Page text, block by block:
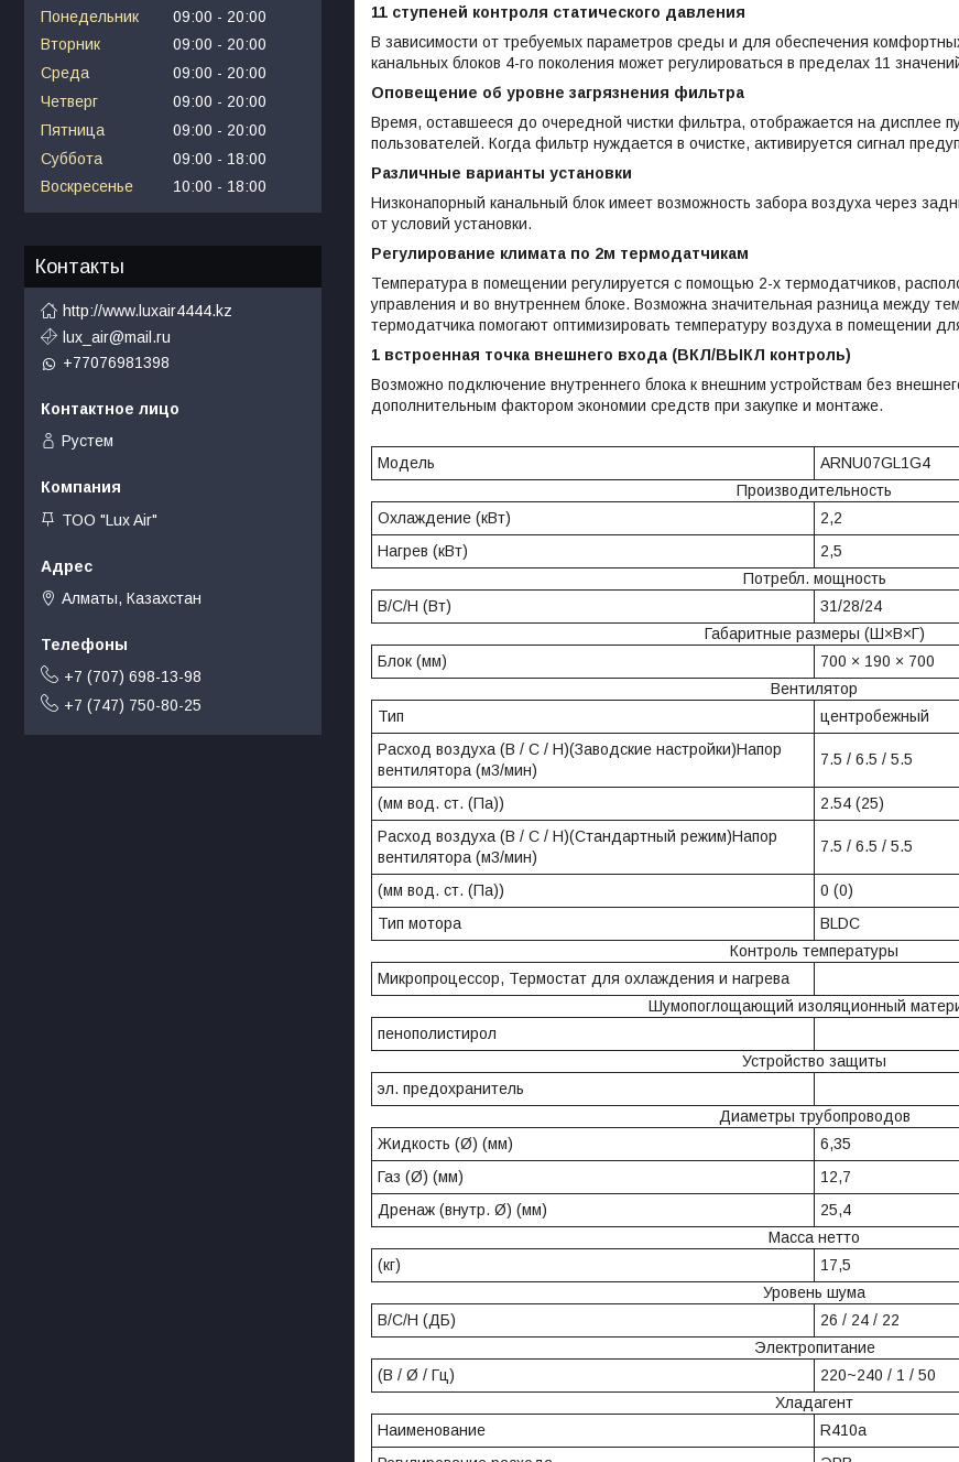
11 ступеней контроля статического давления
В зависимости от требуемых параметров среды и для обеспечения
канальных блоков 4-го поколения может регулироваться в пределах 11
Оповещение об уровне загрязнения фильтра
Время, оставшееся до очередной чистки фильтра, отображается на дисплее
пользователей. Когда фильтр нуждается в очистке, активируется сигнал
Различные варианты установки
Низконапорный канальный блок имеет возможность забора воздуха через
от условий установки.
Регулирование климата по 2м термодатчикам
Температура в помещении регулируется с помощью 2-х термодатчиков,
управления и во внутреннем блоке. Возможна значительная разница между
термодатчика помогают оптимизировать температуру воздуха в помещении
1 встроенная точка внешнего входа (ВКЛ/ВЫКЛ контроль)
Возможно подключение внутреннего блока к внешним устройствам без
дополнительным фактором экономии средств при закупке и монтаже.
Модель
ARNU07GL1G4
Производительность
Охлаждение (кВт)
2,2
Нагрев (кВт)
2,5
Потребл. мощность
В/С/Н (Вт)
31/28/24
Габаритные размеры (Ш×В×Г)
Блок (мм)
700 × 190 × 700
Вентилятор
Тип
центробежный
Расход воздуха (В / С / Н)(Заводские настройки)Напор
вентилятора (м3/мин)
7.5 / 6.5 / 5.5
(мм вод. ст. (Па))
2.54 (25)
Расход воздуха (В / С / Н)(Стандартный режим)Напор
вентилятора (м3/мин)
7.5 / 6.5 / 5.5
(мм вод. ст. (Па))
0 (0)
Тип мотора
BLDC
Контроль температуры
Микропроцессор, Термостат для охлаждения и нагрева
Шумопоглощающий изоляционный
пенополистирол
Устройство защиты
эл. предохранитель
Диаметры трубопроводов
Жидкость (Ø) (мм)
6,35
Газ (Ø) (мм)
12,7
Дренаж (внутр. Ø) (мм)
25,4
Масса нетто
(кг)
17,5
Уровень шума
В/С/Н (ДБ)
26 / 24 / 22
Электропитание
(В / Ø / Гц)
220~240 / 1 / 50
Хладагент
Наименование
R410a
Понедельник 09:00
20:00
Вторник
09:00
20:00
Среда
09:00
20:00
Четверг
09:00
20:00
Пятница
09:00
20:00
Суббота
09:00
18:00
Воскресенье
10:00 18:00
Контакты
http://www.luxair4444.kz
lux_air@mail.ru
+77076981398
Рустем
ТОО "Lux Air"
Алматы, Казахстан
+7 (707) 698-13-98
+7 (747) 750-80-25